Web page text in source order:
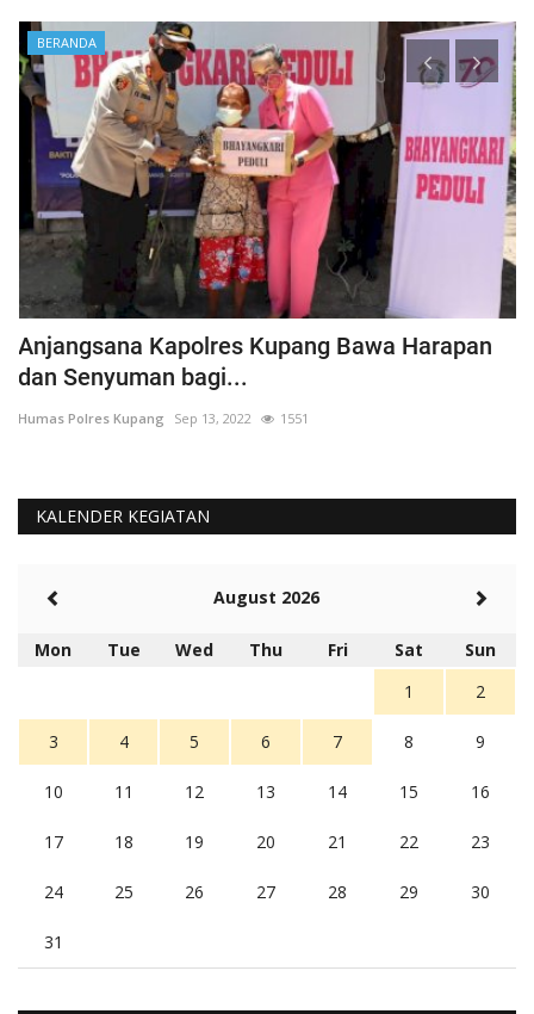
BERANDA
Anjangsana Kapolres Kupang Bawa Harapan
dan Senyuman bagi...
Humas Polres Kupang Sep 13, 2022 1551
KALENDER KEGIATAN
August 2026
Mon Tue Wed Thu Fri Sat
Sun
1
2
3 4 5 6 7 8 9
10 11 12 13 14 15 16
17 18 19 20 21 22 23
24 25 26 27 28 29 30
31